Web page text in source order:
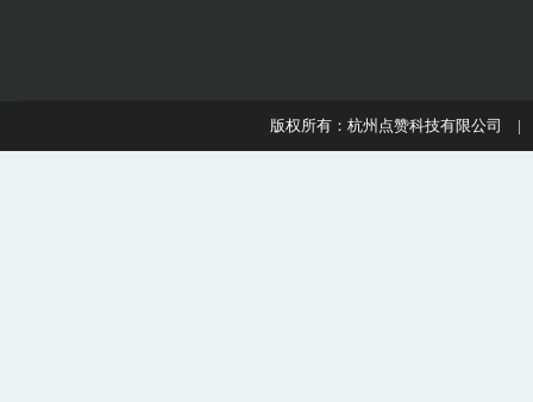
版权所有：杭州点赞科技有限公司